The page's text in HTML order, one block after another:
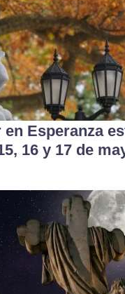
en Esperanza
16 y 17 de